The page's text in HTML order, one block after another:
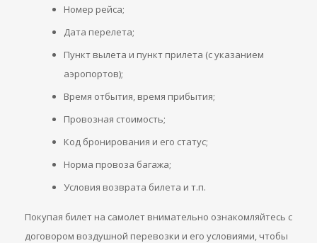
Номер рейса;
Дата перелета;
Пункт вылета и пункт прилета (с указанием
аэропортов);
Время отбытия, время прибытия;
Провозная стоимость;
Код бронирования и его статус;
Норма провоза багажа;
Условия возврата билета и т.п.
Покупая билет на самолет внимательно ознакомляйтесь с
договором воздушной перевозки и его условиями, чтобы